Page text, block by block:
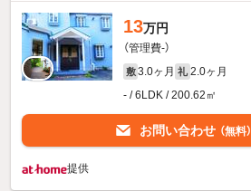
13万円
（管理費-）
敷 3.0ヶ月 礼 2.0ヶ月
- / 6LDK / 200.62㎡
お問い合わせ （無料）
提供